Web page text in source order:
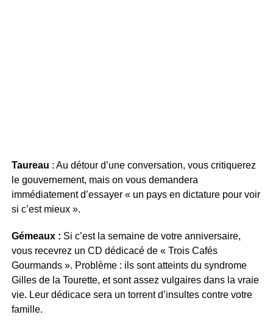
Taureau : Au détour d’une conversation, vous critiquerez
le gouvernement, mais on vous demandera
immédiatement d’essayer « un pays en dictature pour voir
si c’est mieux ».
Gémeaux : Si c’est la semaine de votre anniversaire,
vous recevrez un CD dédicacé de « Trois Cafés
Gourmands ». Problème : ils sont atteints du syndrome
Gilles de la Tourette, et sont assez vulgaires dans la vraie
vie. Leur dédicace sera un torrent d’insultes contre votre
famille.